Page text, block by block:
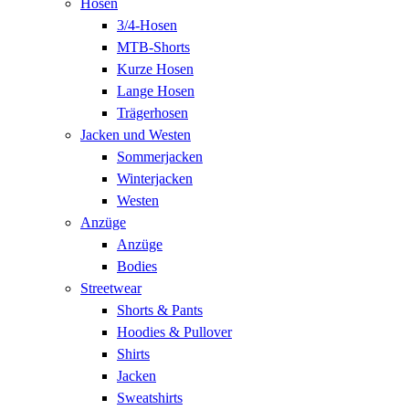
3/4-Hosen
MTB-Shorts
Kurze Hosen
Lange Hosen
Trägerhosen
Jacken und Westen
Sommerjacken
Winterjacken
Westen
Anzüge
Anzüge
Bodies
Streetwear
Shorts & Pants
Hoodies & Pullover
Shirts
Jacken
Sweatshirts